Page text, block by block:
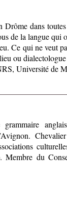
Drôme dans
de la langue qui
Ce qui ne veut
ou
Université de
Membre du